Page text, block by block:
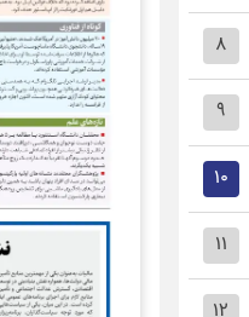
۸
۹
۱۰
۱۱